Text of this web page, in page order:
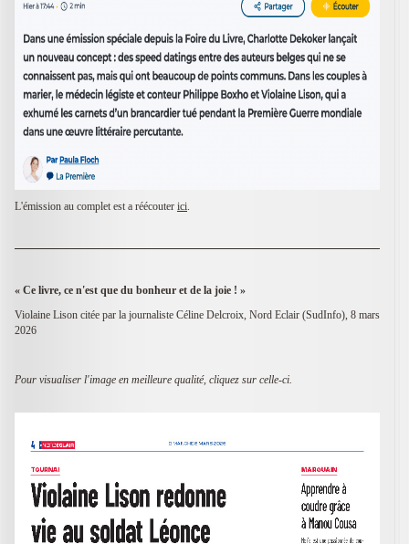
L'émission au complet est a réécouter ici
« Ce livre, ce n'est que du bonheur et de la joie ! »
Violaine Lison citée par la journaliste Céline Delcroix, Nord Eclair (SudInfo), 8 mars
2026
Pour visualiser l'image en meilleure qualité, cliquez sur celle-ci.